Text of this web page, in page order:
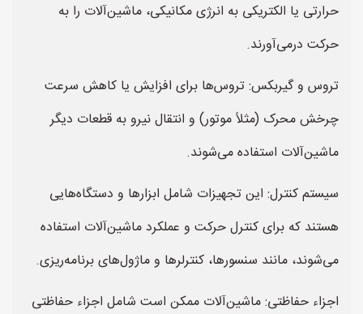
حرارتی یا الکتریکی به انرژی مکانیکی، ماشین‌آلات را به
حرکت درمی‌آورند.
تروس و گیربکس: تروس‌ها برای افزایش یا کاهش سرعت
چرخش محرک (مثلاً موتور) و انتقال نیرو به قطعات دیگر
ماشین‌آلات استفاده می‌شوند.
سیستم کنترل: این تجهیزات شامل ابزارها و دستگاه‌هایی
هستند که برای کنترل حرکت و عملکرد ماشین‌آلات استفاده
می‌شوند، مانند سنسورها، کنترلرها و ماژول‌های برنامه‌ریزی.
اجزاء حفاظتی: ماشین‌آلات ممکن است شامل اجزاء حفاظتی